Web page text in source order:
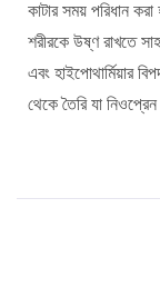
কাটার সময় পরিধান
শরীরকে উষ্ণ রাখতে
এবং হাইপোথার্মিয়ার
থেকে তৈরি যা নিওপ্রেন